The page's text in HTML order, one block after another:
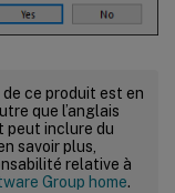
ce produit est en
que l’anglais
peut inclure du
savoir plus,
relative à
Group home.